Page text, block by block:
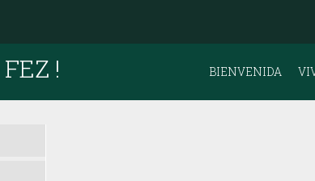
FEZ ! BIENVENIDA